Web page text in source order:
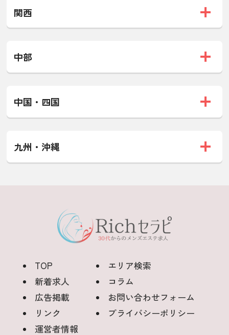
関西
中部
中国・四国
九州・沖縄
TOP
エリア検索
新着求人
コラム
広告掲載
お問い合わせフォーム
リンク
プライバシーポリシー
運営者情報